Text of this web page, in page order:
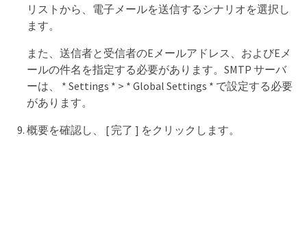
リストから、電子メールを送信するシナリオを選択し
ます。
また、送信者と受信者のEメールアドレス、およびEメ
ールの件名を指定する必要があります。SMTP サーバ
ーは、 * Settings * > * Global Settings * で設定する必要
があります。
概要を確認し、 [ 完了 ] をクリックします。